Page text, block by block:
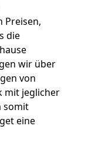
Preisen,
die
wir über
von
mit jeglicher
somit
eine